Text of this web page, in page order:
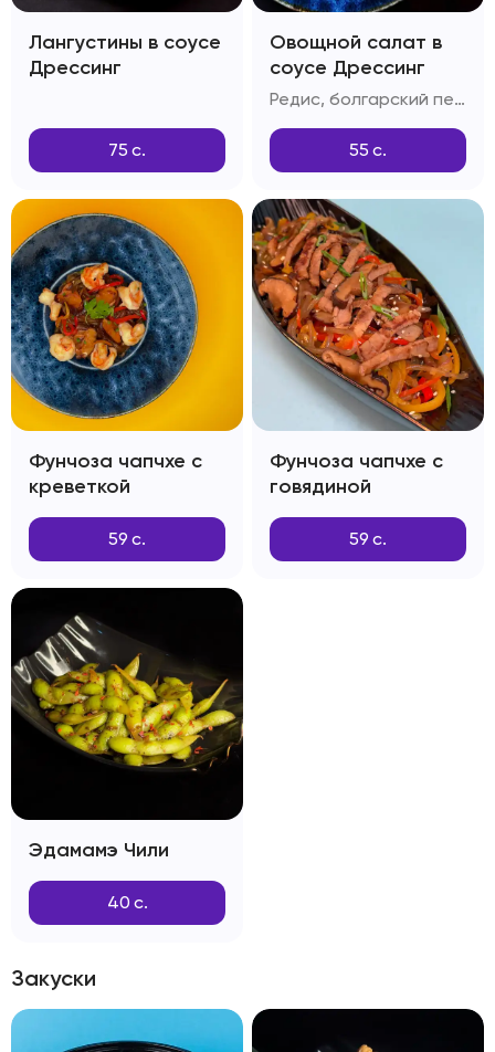
Лангустины в соусе
Дрессинг
75 с.
Овощной салат в
соусе Дрессинг
Редис, болгарский перец, дайкон, красный лук, огурцы, шпинат, салатный лист, зелень, соус Дрессинг
55 с.
Фунчоза чапчхе с
креветкой
59 с.
Фунчоза чапчхе с
говядиной
59 с.
Эдамамэ Чили
40 с.
Закуски